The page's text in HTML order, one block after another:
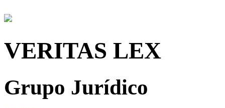
VERITAS LEX
Grupo Jurídico